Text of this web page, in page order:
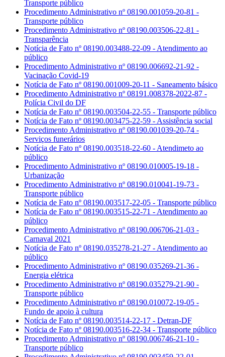
Transporte público
Procedimento Administrativo nº 08190.001059-20-81 -
Transporte público
Procedimento Administrativo nº 08190.003506-22-81 -
Transparência
Notícia de Fato nº 08190.003488-22-09 - Atendimento ao
público
Procedimento Administrativo nº 08190.006692-21-92 -
Vacinação Covid-19
Notícia de Fato nº 08190.001009-20-11 - Saneamento básico
Procedimento Administrativo nº 08191.008378-2022-87 -
Polícia Civil do DF
Notícia de Fato nº 08190.003504-22-55 - Transporte público
Notícia de Fato nº 08190.003475-22-59 - Assistência social
Procedimento Administrativo nº 08190.001039-20-74 -
Serviços funerários
Notícia de Fato nº 08190.003518-22-60 - Atendimeto ao
público
Procedimento Administrativo nº 08190.010005-19-18 -
Urbanização
Procedimento Administrativo nº 08190.010041-19-73 -
Transporte público
Notícia de Fato nº 08190.003517-22-05 - Transporte público
Notícia de Fato nº 08190.003515-22-71 - Atendimento ao
público
Procedimento Administrativo nº 08190.006706-21-03 -
Carnaval 2021
Notícia de Fato nº 08190.035278-21-27 - Atendimento ao
público
Procedimento Administrativo nº 08190.035269-21-36 -
Energia elétrica
Procedimento Administrativo nº 08190.035279-21-90 -
Transporte público
Procedimento Administrativo nº 08190.010072-19-05 -
Fundo de apoio à cultura
Notícia de Fato nº 08190.003514-22-17 - Detran-DF
Notícia de Fato nº 08190.003516-22-34 - Transporte público
Procedimento Administrativo nº 08190.006746-21-10 -
Transporte público